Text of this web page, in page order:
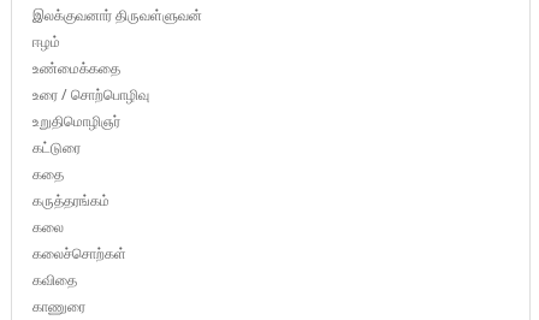
இலக்குவனார் திருவள்ளுவன்
ஈழம்
உண்மைக்கதை
உரை / சொற்பொழிவு
உறுதிமொழிஞர்
கட்டுரை
கதை
கருத்தரங்கம்
கலை
கலைச்சொற்கள்
கவிதை
காணுரை